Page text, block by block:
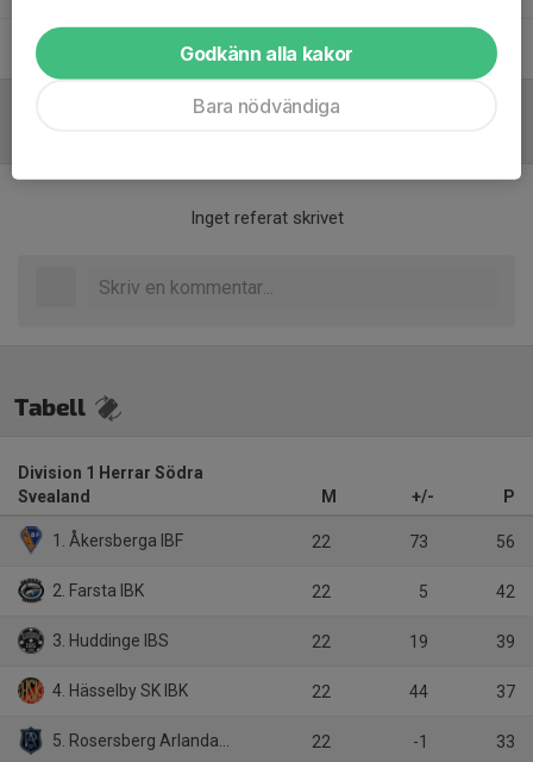
Team manager
Inget referat skrivet
Tabell
Division 1 Herrar Södra
Svealand
M +/- P
1. Åkersberga IBF 22 73 56
2. Farsta IBK 22 5 42
3. Huddinge IBS 22 19 39
4. Hässelby SK IBK 22 44 37
5. Rosersberg Arlanda IBK 22 -1 33
Godkänn alla kakor
Bara nödvändiga